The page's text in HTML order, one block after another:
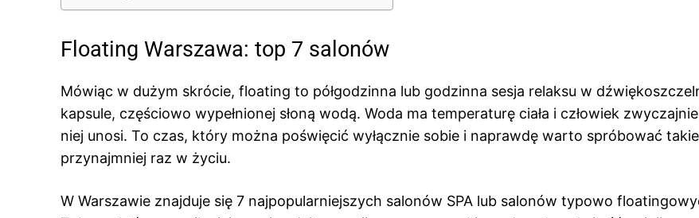
Floating Warszawa: top 7 salonów
Mówiąc w dużym skrócie, floating to półgodzinna lub godzinna sesja relaksu w
kapsule, częściowo wypełnionej słoną wodą. Woda ma temperaturę ciała i człowiek
niej unosi. To czas, który można poświęcić wyłącznie sobie i naprawdę warto spróbować
przynajmniej raz w życiu.
W Warszawie znajduje się 7 najpopularniejszych salonów SPA lub salonów typowo